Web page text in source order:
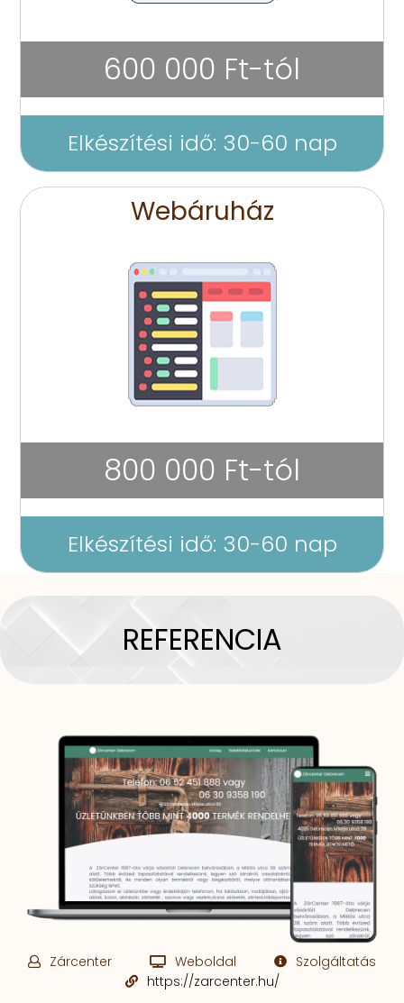
600 000 Ft-tól
Elkészítési idő: 30-60 nap
Webáruház
800 000 Ft-tól
Elkészítési idő: 30-60 nap
REFERENCIA
Zárcenter Weboldal
Szolgáltatás
https://zarcenter.hu/